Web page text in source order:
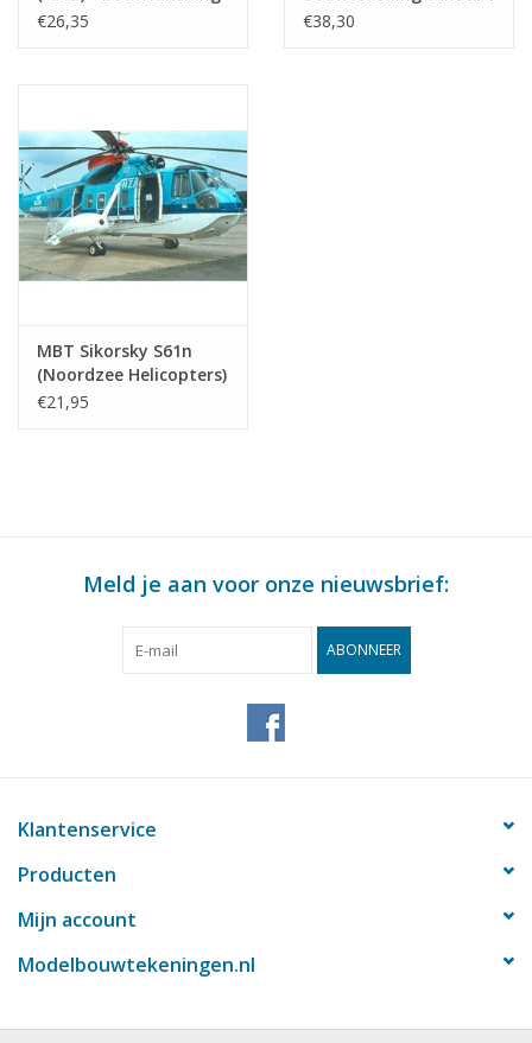
Schaal 1 : N/A
€26,35
: 10 (50.02.016)
€38,30
MBT Sikorsky S61n
(Noordzee Helicopters)
- Bouwtekening Schaal
€21,95
Meld je aan voor onze nieuwsbrief:
ABONNEER
Klantenservice
Producten
Mijn account
Modelbouwtekeningen.nl